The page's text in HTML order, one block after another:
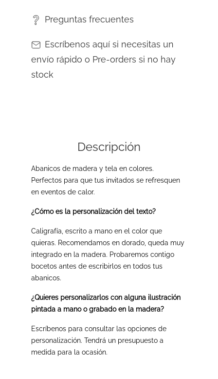
Preguntas frecuentes
Escríbenos aquí si necesitas un
envío rápido o Pre-orders si no hay
stock
Descripción
Abanicos de madera y tela en colores.
Perfectos para que tus invitados se refresquen
en eventos de calor.
¿Cómo es la personalización del texto?
Caligrafía, escrito a mano en el color que
quieras. Recomendamos en dorado, queda muy
integrado en la madera. Probaremos contigo
bocetos antes de escribirlos en todos tus
abanicos.
¿Quieres personalizarlos con alguna ilustración
pintada a mano o grabado en la madera?
Escríbenos para consultar las opciones de
personalización. Tendrá un presupuesto a
medida para la ocasión.